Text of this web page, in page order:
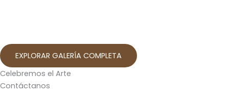
EXPLORAR GALERÍA COMPLETA
Celebremos el Arte
Contáctanos